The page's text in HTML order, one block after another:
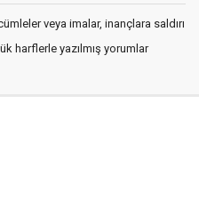
veya imalar, inançlara saldırı
harflerle yazılmış yorumlar